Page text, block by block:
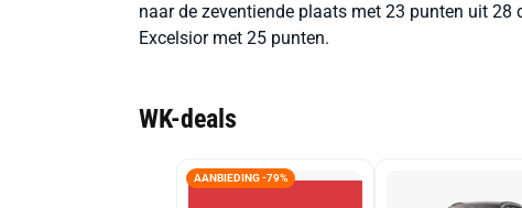
naar de zeventiende plaats met 23 punten uit
Excelsior met 25 punten.
WK-deals
AANBIEDING -79%